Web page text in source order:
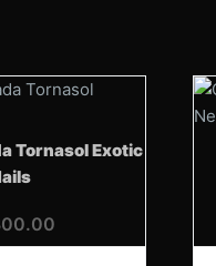
Tornasol Exotic